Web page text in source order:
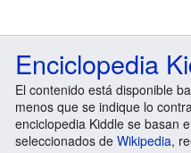
Enciclopedia
El contenido está disponible
menos que se indique lo
enciclopedia Kiddle se basan
seleccionados de Wikipedia,